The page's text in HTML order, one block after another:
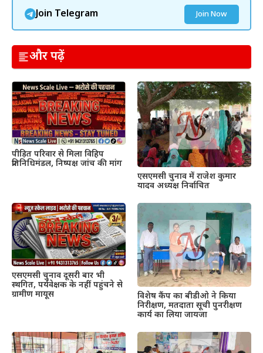
Join Telegram Join Now
और पढ़ें
पीड़ित परिवार से मिला विहिप
प्रतिनिधिमंडल, निष्पक्ष जांच की मांग
एसएमसी चुनाव में राजेश कुमार
यादव अध्यक्ष निर्वाचित
एसएमसी चुनाव दूसरी बार भी
स्थगित, पर्यवेक्षक के नहीं पहुंचने से
ग्रामीण मायूस
विशेष कैंप का बीडीओ ने किया
निरीक्षण, मतदाता सूची पुनरीक्षण
कार्य का लिया जायजा